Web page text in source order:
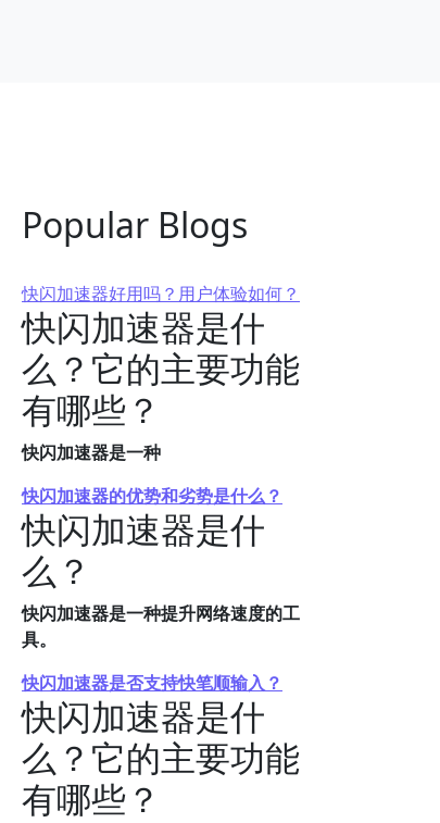
Popular Blogs
快闪加速器好用吗？用户体验如何？
快闪加速器是什
么？它的主要功能
有哪些？
快闪加速器是一种
快闪加速器的优势和劣势是什么？
快闪加速器是什
么？
快闪加速器是一种提升网络速度的工
具。
快闪加速器是否支持快笔顺输入？
快闪加速器是什
么？它的主要功能
有哪些？